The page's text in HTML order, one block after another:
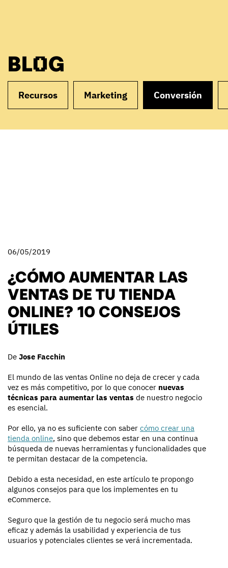
BLOG
Recursos Marketing Conversión
06/05/2019
¿CÓMO AUMENTAR LAS
VENTAS DE TU TIENDA
ONLINE? 10 CONSEJOS
ÚTILES
De Jose Facchin
El mundo de las ventas Online no deja de crecer y cada
vez es más competitivo, por lo que conocer nuevas
técnicas para aumentar las ventas de nuestro negocio
es esencial.
Por ello, ya no es suficiente con saber cómo crear una
tienda online, sino que debemos estar en una continua
búsqueda de nuevas herramientas y funcionalidades que
te permitan destacar de la competencia.
Debido a esta necesidad, en este artículo te propongo
algunos consejos para que los implementes en tu
eCommerce.
Seguro que la gestión de tu negocio será mucho mas
eficaz y además la usabilidad y experiencia de tus
usuarios y potenciales clientes se verá incrementada.